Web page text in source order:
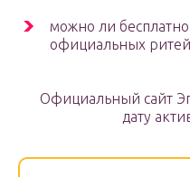
можно ли
официальных
Официальный сайт
дату